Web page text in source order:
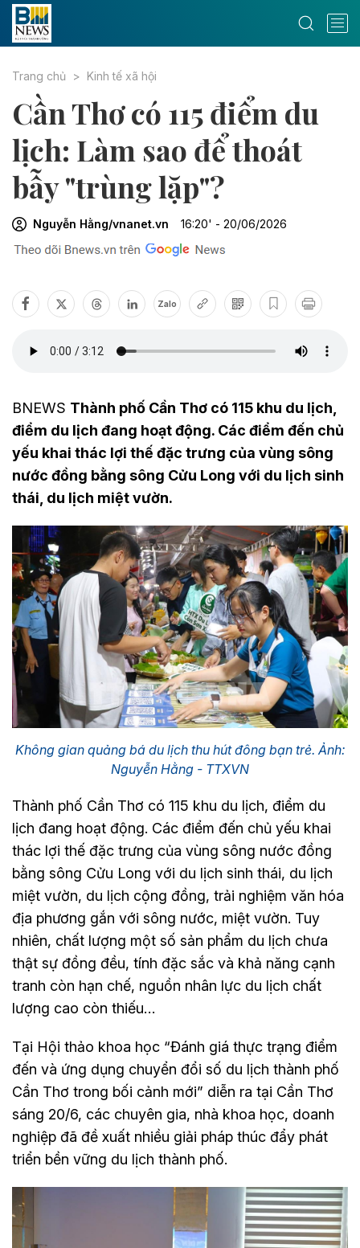
Trang chủ Kinh tế xã hội
Cần Thơ có 115 điểm du
lịch: Làm sao để thoát
bẫy "trùng lặp"?
Nguyễn Hằng/vnanet.vn 16:20' - 20/06/2026
Zalo
BNEWS Thành phố Cần Thơ có 115 khu du lịch,
điểm du lịch đang hoạt động. Các điểm đến chủ
yếu khai thác lợi thế đặc trưng của vùng sông
nước đồng bằng sông Cửu Long với du lịch sinh
thái, du lịch miệt vườn.
Không gian quảng bá du lịch thu hút đông bạn trẻ. Ảnh:
Nguyễn Hằng - TTXVN
Thành phố Cần Thơ có 115 khu du lịch, điểm du
lịch đang hoạt động. Các điểm đến chủ yếu khai
thác lợi thế đặc trưng của vùng sông nước đồng
bằng sông Cửu Long với du lịch sinh thái, du lịch
miệt vườn, du lịch cộng đồng, trải nghiệm văn hóa
địa phương gắn với sông nước, miệt vườn. Tuy
nhiên, chất lượng một số sản phẩm du lịch chưa
thật sự đồng đều, tính đặc sắc và khả năng cạnh
tranh còn hạn chế, nguồn nhân lực du lịch chất
lượng cao còn thiếu…
Tại Hội thảo khoa học “Đánh giá thực trạng điểm
đến và ứng dụng chuyển đổi số du lịch thành phố
Cần Thơ trong bối cảnh mới” diễn ra tại Cần Thơ
sáng 20/6, các chuyên gia, nhà khoa học, doanh
nghiệp đã đề xuất nhiều giải pháp thúc đẩy phát
triển bền vững du lịch thành phố.